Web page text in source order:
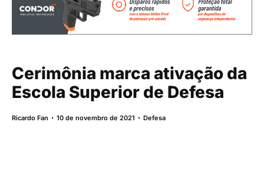
Cerimônia marca ativação da
Escola Superior de Defesa
Ricardo Fan 10 de novembro de 2021 Defesa